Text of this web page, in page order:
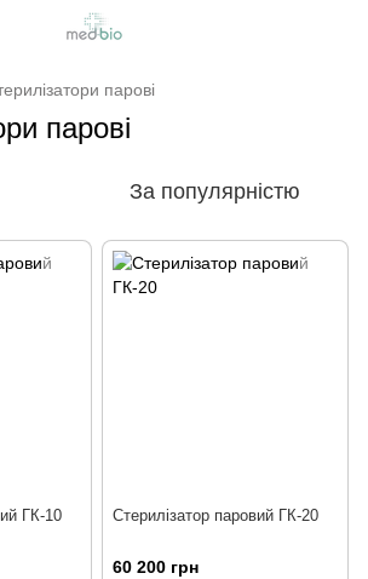
парові
парові
За популярністю
ГК-10 Стерилізатор паровий ГК-20
60 200 грн